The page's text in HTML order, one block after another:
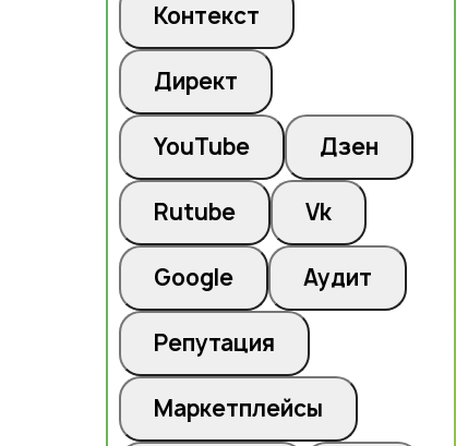
Контекст
Директ
YouTube Дзен
Rutube Vk
Google Аудит
Репутация
Маркетплейсы